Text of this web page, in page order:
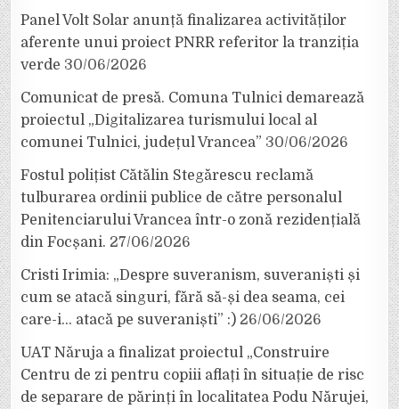
Panel Volt Solar anunță finalizarea activităților
aferente unui proiect PNRR referitor la tranziția
verde 30/06/2026
Comunicat de presă. Comuna Tulnici demarează
proiectul „Digitalizarea turismului local al
comunei Tulnici, județul Vrancea” 30/06/2026
Fostul polițist Cătălin Stegărescu reclamă
tulburarea ordinii publice de către personalul
Penitenciarului Vrancea într-o zonă rezidențială
din Focșani. 27/06/2026
Cristi Irimia: „Despre suveranism, suveraniști și
cum se atacă singuri, fără să-și dea seama, cei
care-i… atacă pe suveraniști” :) 26/06/2026
UAT Năruja a finalizat proiectul „Construire
Centru de zi pentru copiii aflați în situație de risc
de separare de părinți în localitatea Podu Nărujei,